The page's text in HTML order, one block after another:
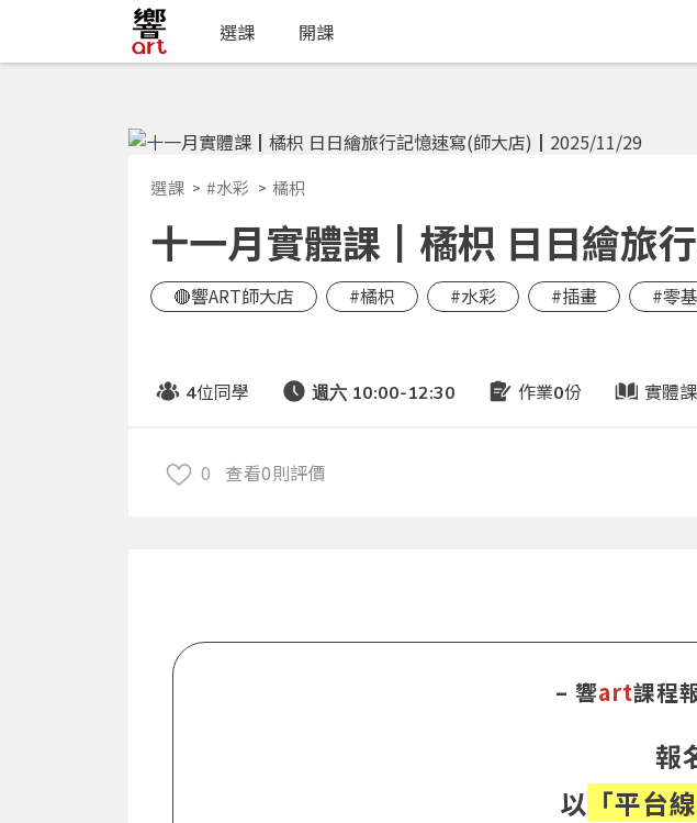
選課 開課
選課 #水彩 橘枳
十一月實體課┃橘枳 日日繪旅
🔴響ART師大店 #橘枳 #水彩 #插畫 #零
4位同學 週六 10:00-12:30 作業0份 實體
0 查看0則評價
– 響art課程
報
以 「平台